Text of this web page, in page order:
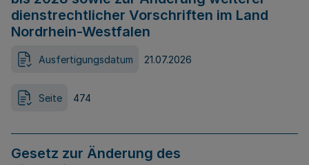
dienstrechtlicher Vorschriften im Land
Nordrhein-Westfalen
Ausfertigungsdatum 21.07.2026
Seite 474
Gesetz zur Änderung des